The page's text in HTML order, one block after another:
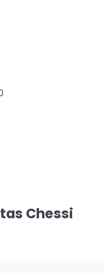
Chessi